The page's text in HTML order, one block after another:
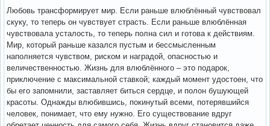
Любовь трансформирует мир. Если раньше влюблённый чувствовал
скуку, то теперь он чувствует страсть. Если раньше влюблённая
чувствовала усталость, то теперь полна сил и готова к действиям.
Мир, который раньше казался пустым и бессмысленным
наполняется чувством, риском и наградой, опасностью и
величественностью. Жизнь для влюблённого – это подарок,
приключение с максимальной ставкой; каждый момент удостоен, что
бы его запомнили, заставляет биться сердце, и полон бушующей
красоты. Однажды влюбившись, покинутый всеми, потерявшийся
человек, понимает, что ему нужно. Его существование вдруг